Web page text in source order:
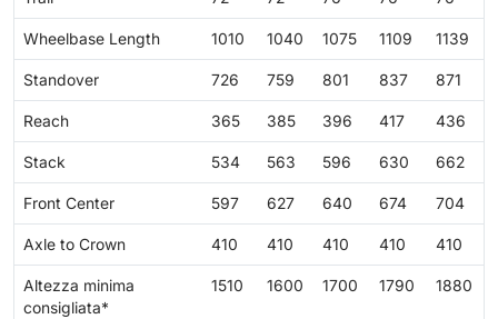
Wheelbase Length 1010 1040 1075 1109 1139
Standover 726 759 801 837 871
Reach 365 385 396 417 436
Stack 534 563 596 630 662
Front Center 597 627 640 674 704
Axle to Crown 410 410 410 410 410
Altezza minima
consigliata*
1510 1600 1700 1790 1880